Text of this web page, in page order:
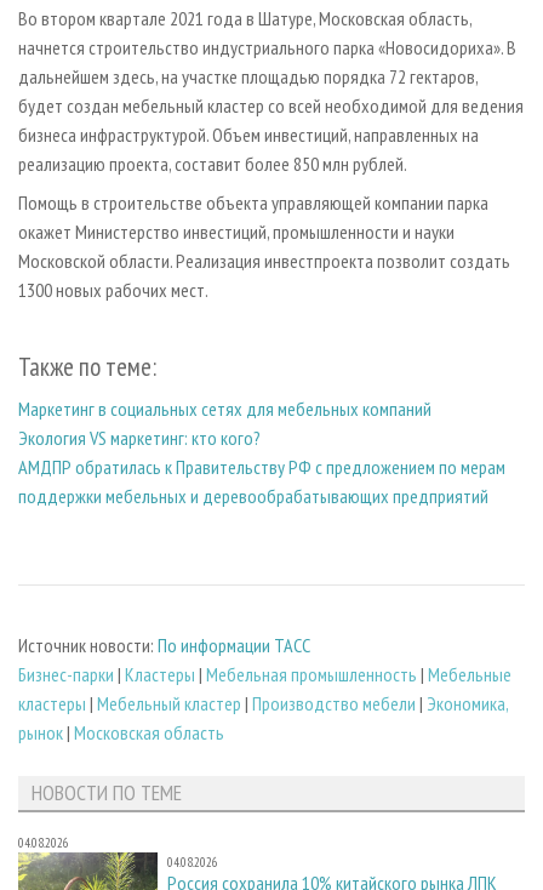
СУШКА ДРЕВЕСИНЫ
ПРОИЗВОДСТВО ДРЕВЕСНЫХ ПЛИТ
ДЕРЕВЯННОЕ ДОМОСТРОЕНИЕ
ПРОИЗВОДСТВО МЕБЕЛИ
БИОЭНЕРГЕТИКА
ЦБП
ИНСТРУМЕНТ И МАТЕРИАЛЫ
ПЕРСОНЫ
МОБИЛЬНЫЕ ВЫСТАВКИ
ОФИЦИАЛЬНЫЕ ДЕЛЕГАЦИИ
ПРИОРИТЕТНЫЕ ИНВЕСТПРОЕКТЫ
RUSSIAN FORESTRY REVIEW
ГАЗЕТА ЛЕСПРОМФОРУМ
БИБЛИОТЕКА СПЕЦИАЛИСТА
КОНТАКТЫ
РЕКЛАМА
РЕКЛАМА НА САЙТЕ
Во втором квартале 2021 года в Шатуре, Московская область,
начнется строительство индустриального парка «Новосидориха». В
дальнейшем здесь, на участке площадью порядка 72 гектаров,
будет создан мебельный кластер со всей необходимой для ведения
бизнеса инфраструктурой. Объем инвестиций, направленных на
реализацию проекта, составит более 850 млн рублей.
Помощь в строительстве объекта управляющей компании парка
окажет Министерство инвестиций, промышленности и науки
Московской области. Реализация инвестпроекта позволит создать
1300 новых рабочих мест.
Также по теме:
Маркетинг в социальных сетях для мебельных компаний
Экология VS маркетинг: кто кого?
АМДПР обратилась к Правительству РФ с предложением по мерам
поддержки мебельных и деревообрабатывающих предприятий
Источник новости: По информации ТАСС
Бизнес-парки | Кластеры | Мебельная промышленность | Мебельные
кластеры | Мебельный кластер | Производство мебели | Экономика,
рынок| Московская область
НОВОСТИ ПО ТЕМЕ
04.08.2026
04.08.2026
Россия сохранила 10% китайского рынка ЛПК